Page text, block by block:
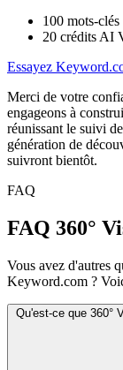
100 mots-clés
20 crédits AI
Essayez
Merci de votre
engageons à
réunissant le suivi
génération de
suivront bientôt.
FAQ
FAQ 360°
Vous avez d'autres
Keyword.com ?
Qu'est-ce que 360°